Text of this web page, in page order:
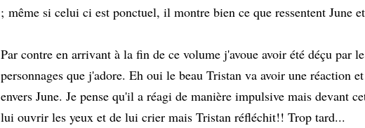
; même si celui ci est ponctuel, il montre bien ce que ressentent June
Par contre en arrivant à la fin de ce volume j'avoue avoir été déçu par
personnages que j'adore. Eh oui le beau Tristan va avoir une réaction
envers June. Je pense qu'il a réagi de manière impulsive mais devant
lui ouvrir les yeux et de lui crier mais Tristan réfléchit!! Trop tard...